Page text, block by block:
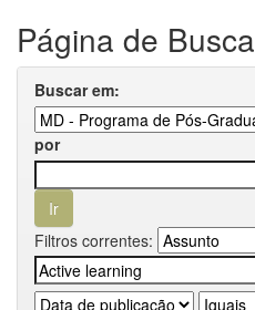
Página de Busca
Buscar em:
por
Filtros correntes: